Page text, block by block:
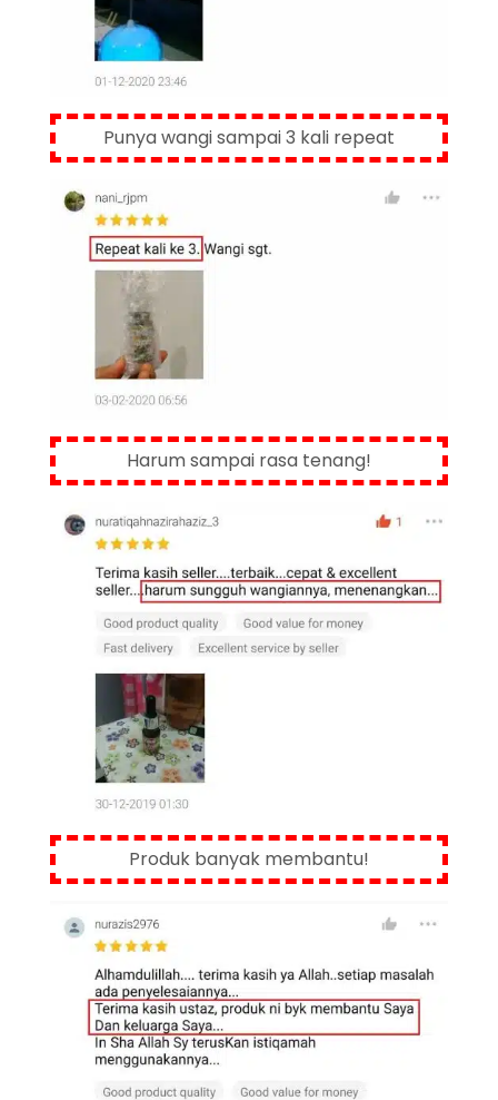
Punya wangi sampai 3 kali repeat
Harum sampai rasa tenang!
Produk banyak membantu!